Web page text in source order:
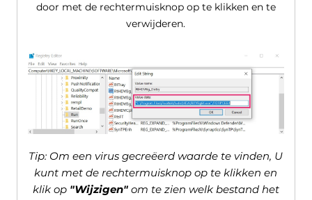
door met de rechtermuisknop op te klikken en te
verwijderen.
Tip: Om een ​​virus gecreëerd waarde te vinden, U
kunt met de rechtermuisknop op te klikken en
klik op "Wijzigen"om te zien welk bestand het